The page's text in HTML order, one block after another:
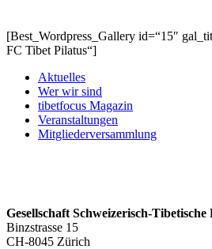
[Best_Wordpress_Gallery id=“15″
FC Tibet Pilatus“]
Aktuelles
Wer wir sind
tibetfocus Magazin
Veranstaltungen
Mitgliederversammlung
Gesellschaft Schweizerisch-
Binzstrasse 15
CH-8045 Zürich